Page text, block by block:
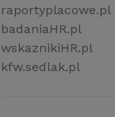
raportyplacowe.pl
badaniaHR.pl
wskaznikiHR.pl
kfw.sedlak.pl